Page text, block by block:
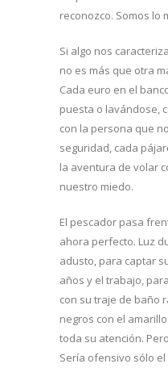
reconozco. Somos lo
Si algo nos
no es más que otra
Cada euro en el
puesta o lavándose,
con la persona que
seguridad, cada
la aventura de volar
nuestro miedo.
El pescador pasa
ahora perfecto. Luz
adusto, para captar
años y el trabajo,
con su traje de baño
negros con el
toda su atención.
Sería ofensivo sólo